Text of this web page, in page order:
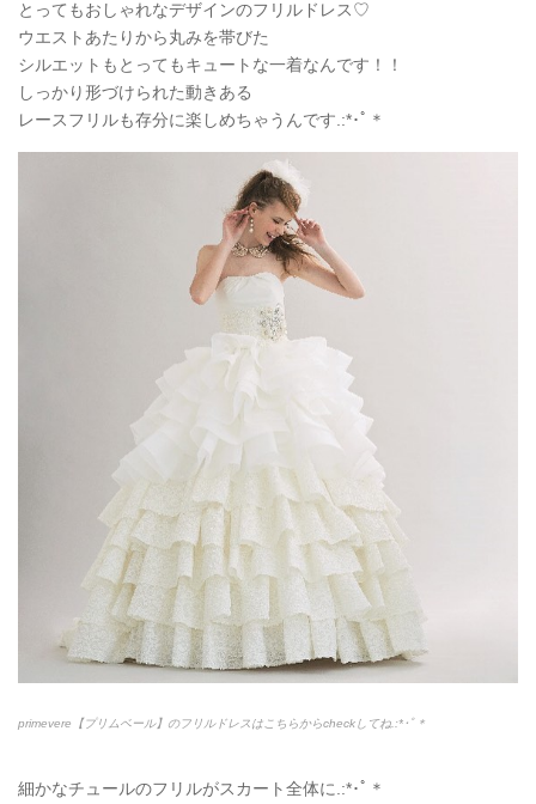
とってもおしゃれなデザインのフリルドレス♡
ウエストあたりから丸みを帯びた
シルエットもとってもキュートな一着なんです！！
しっかり形づけられた動きある
レースフリルも存分に楽しめちゃうんです.:*･ﾟ＊
primevere【プリムベール】のフリルドレスはこちらからcheckしてね.:*･ﾟ＊
細かなチュールのフリルがスカート全体に.:*･ﾟ＊